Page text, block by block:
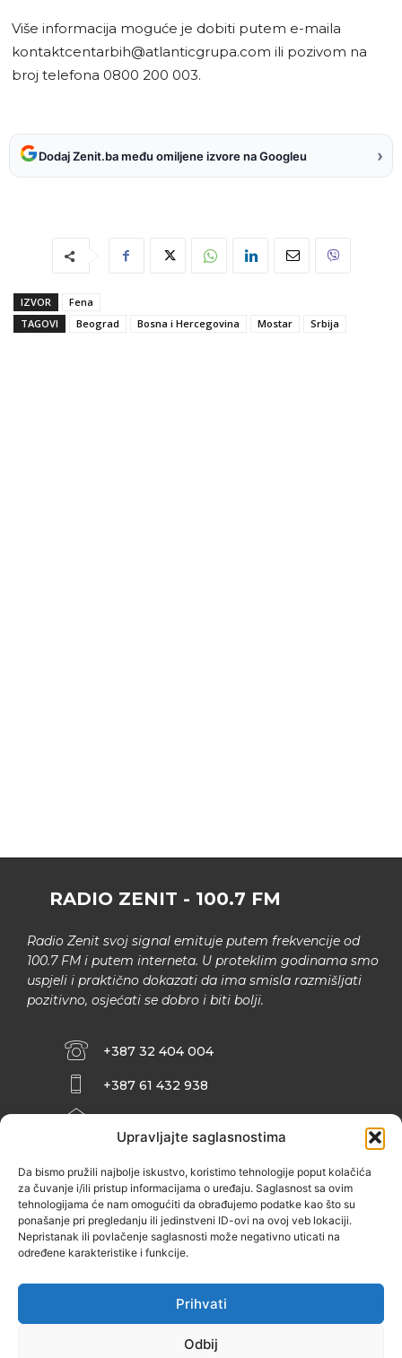
Upravljajte saglasnostima
Da bismo pružili najbolje iskustvo, koristimo tehnologije poput kolačića
za čuvanje i/ili pristup informacijama o uređaju. Saglasnost sa ovim
tehnologijama će nam omogućiti da obrađujemo podatke kao što su
ponašanje pri pregledanju ili jedinstveni ID-ovi na ovoj veb lokaciji.
Nepristanak ili povlačenje saglasnosti može negativno uticati na
određene karakteristike i funkcije.
Prihvati
Odbij
Više informacija moguće je dobiti putem e-maila
kontaktcentarbih@atlanticgrupa.com ili pozivom na
broj telefona 0800 200 003.
Dodaj Zenit.ba među omiljene izvore na Googleu ›
IZVOR
Fena
TAGOVI
Beograd Bosna i Hercegovina Mostar Srbija
RADIO ZENIT - 100.7 FM
Radio Zenit svoj signal emituje putem frekvencije od
100.7 FM i putem interneta. U proteklim godinama smo
uspjeli i praktično dokazati da ima smisla razmišljati
pozitivno, osjećati se dobro i biti bolji.
+387 32 404 004
+387 61 432 938
ZENIČANKA, 3. SPRAT), 72000 ZENICA